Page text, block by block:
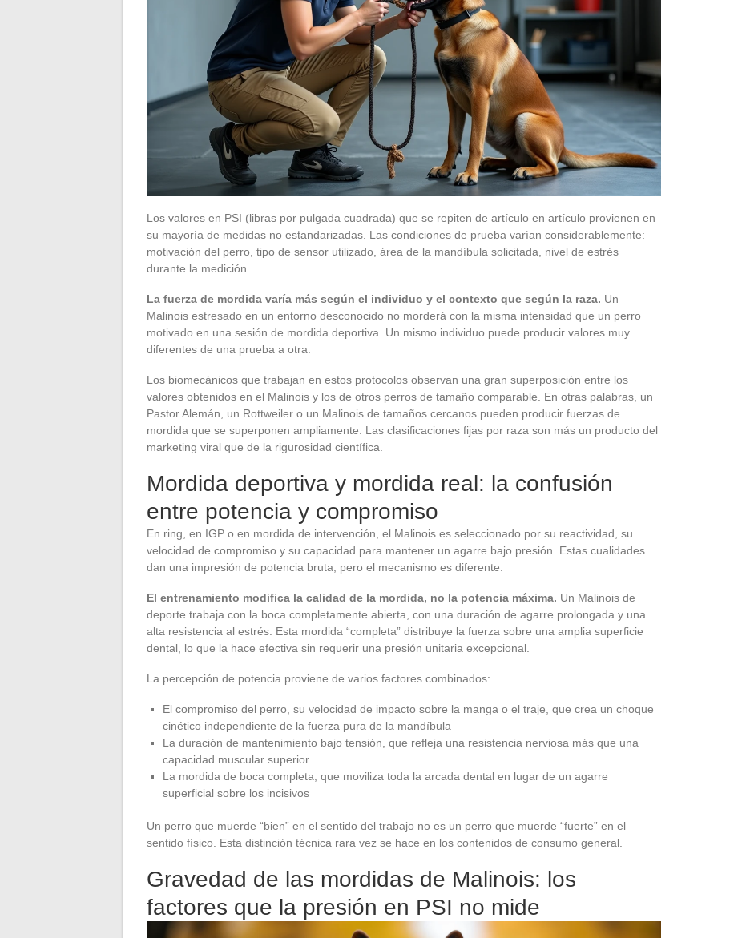
Los valores en PSI (libras por pulgada cuadrada) que se repiten de artículo en artículo provienen en
su mayoría de medidas no estandarizadas. Las condiciones de prueba varían considerablemente:
motivación del perro, tipo de sensor utilizado, área de la mandíbula solicitada, nivel de estrés
durante la medición.
La fuerza de mordida varía más según el individuo y el contexto que según la raza. Un
Malinois estresado en un entorno desconocido no morderá con la misma intensidad que un perro
motivado en una sesión de mordida deportiva. Un mismo individuo puede producir valores muy
diferentes de una prueba a otra.
Los biomecánicos que trabajan en estos protocolos observan una gran superposición entre los
valores obtenidos en el Malinois y los de otros perros de tamaño comparable. En otras palabras, un
Pastor Alemán, un Rottweiler o un Malinois de tamaños cercanos pueden producir fuerzas de
mordida que se superponen ampliamente. Las clasificaciones fijas por raza son más un producto del
marketing viral que de la rigurosidad científica.
Mordida deportiva y mordida real: la confusión
entre potencia y compromiso
En ring, en IGP o en mordida de intervención, el Malinois es seleccionado por su reactividad, su
velocidad de compromiso y su capacidad para mantener un agarre bajo presión. Estas cualidades
dan una impresión de potencia bruta, pero el mecanismo es diferente.
El entrenamiento modifica la calidad de la mordida, no la potencia máxima. Un Malinois de
deporte trabaja con la boca completamente abierta, con una duración de agarre prolongada y una
alta resistencia al estrés. Esta mordida “completa” distribuye la fuerza sobre una amplia superficie
dental, lo que la hace efectiva sin requerir una presión unitaria excepcional.
La percepción de potencia proviene de varios factores combinados:
El compromiso del perro, su velocidad de impacto sobre la manga o el traje, que crea un choque
cinético independiente de la fuerza pura de la mandíbula
La duración de mantenimiento bajo tensión, que refleja una resistencia nerviosa más que una
capacidad muscular superior
La mordida de boca completa, que moviliza toda la arcada dental en lugar de un agarre
superficial sobre los incisivos
Un perro que muerde “bien” en el sentido del trabajo no es un perro que muerde “fuerte” en el
sentido físico. Esta distinción técnica rara vez se hace en los contenidos de consumo general.
Gravedad de las mordidas de Malinois: los
factores que la presión en PSI no mide